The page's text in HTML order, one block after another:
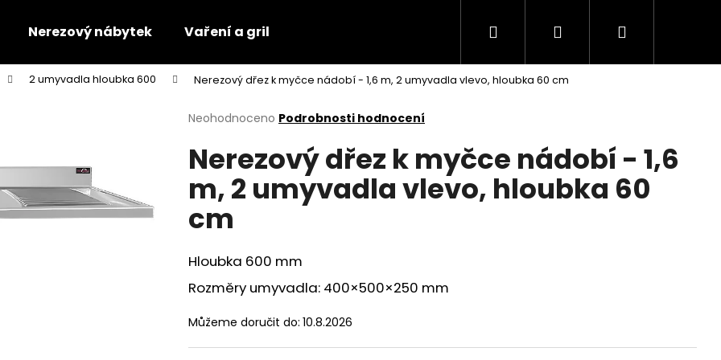
Nerezový nábytek Vaření a gril Hledat PřihlášeníNákupní
2 umyvadla hloubka 600 Nerezový dřez k myčce nádobí - 1,6 m, 2 umyvadla vlevo, hloubka 60 cm
Průměrné
produktu
je
5
hvězdiček.
Neohodnoceno Podrobnosti hodnocení
Nerezový dřez k myčce nádobí - 1,6
m, 2 umyvadla vlevo, hloubka 60
cm
Hloubka 600 mm
Rozměry umyvadla: 400×500×250 mm
Můžeme doručit do: 10.8.2026
Co potřebujete najít?
HLEDAT
Doporučujeme